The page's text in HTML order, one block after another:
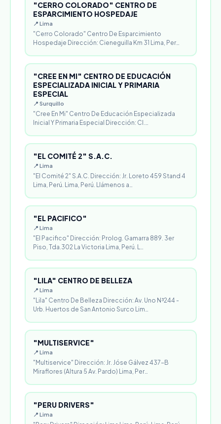
"CERRO COLORADO" CENTRO DE
ESPARCIMIENTO HOSPEDAJE
📍 Lima
"Cerro Colorado" Centro De Esparcimiento
Hospedaje Dirección: Cieneguilla Km 31 Lima, Per…
"CREE EN MI" CENTRO DE EDUCACIÓN
ESPECIALIZADA INICIAL Y PRIMARIA
ESPECIAL
📍 Surquillo
"Cree En Mi" Centro De Educación Especializada
Inicial Y Primaria Especial Dirección: Cl.…
"EL COMITÉ 2" S.A.C.
📍 Lima
"El Comité 2" S.A.C. Dirección: Jr. Loreto 459 Stand 4
Lima, Perú. Lima, Perú. Llámenos a…
"EL PACIFICO"
📍 Lima
"El Pacifico" Dirección: Prolog. Gamarra 889. 3er
Piso, Tda.302 La Victoria Lima, Perú. L…
"LILA" CENTRO DE BELLEZA
📍 Lima
"Lila" Centro De Belleza Dirección: Av. Uno N³244 -
Urb. Huertos de San Antonio Surco Lim…
"MULTISERVICE"
📍 Lima
"Multiservice" Dirección: Jr. Jóse Gálvez 437-B
Miraflores (Altura 5 Av. Pardo) Lima, Per…
"PERU DRIVERS"
📍 Lima